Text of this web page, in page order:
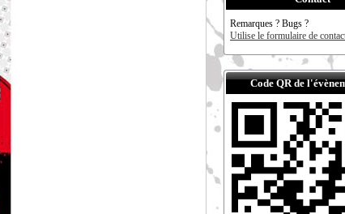
Remarques ? Bugs ?
Utilise le formulaire de
Code QR de